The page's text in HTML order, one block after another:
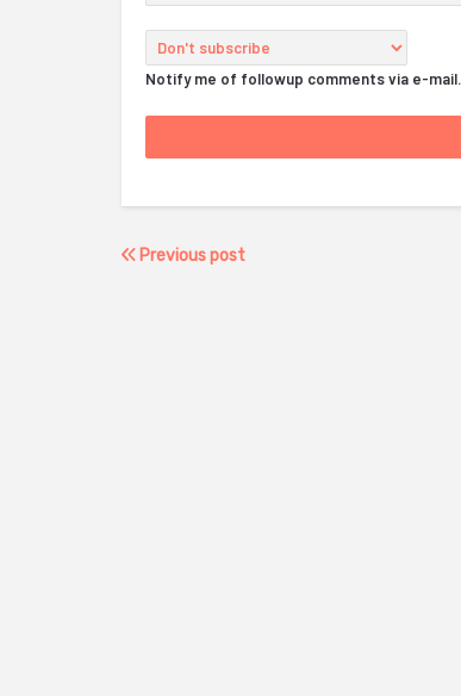
Notify me of followup comments via e-mail.
Previous post